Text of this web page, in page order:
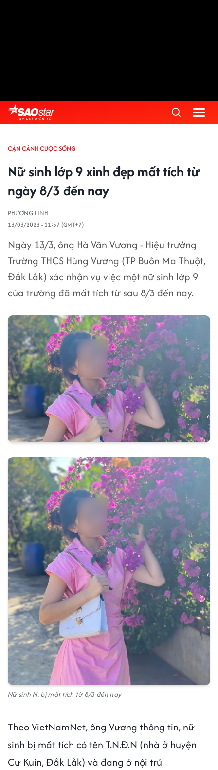
CẬN CẢNH CUỘC SỐNG
Nữ sinh lớp 9 xinh đẹp mất tích từ
ngày 8/3 đến nay
PHƯƠNG LINH
13/03/2023 - 11:57 (GMT+7)
Ngày 13/3, ông Hà Văn Vương - Hiệu trưởng
Trường THCS Hùng Vương (TP Buôn Ma Thuột,
Đắk Lắk) xác nhận vụ việc một nữ sinh lớp 9
của trường đã mất tích từ sau 8/3 đến nay.
Nữ sinh N. bị mất tích từ 8/3 đến nay
Theo VietNamNet, ông Vương thông tin, nữ
sinh bị mất tích có tên T.N.Đ.N (nhà ở huyện
Cư Kuin, Đắk Lắk) và đang ở nội trú.